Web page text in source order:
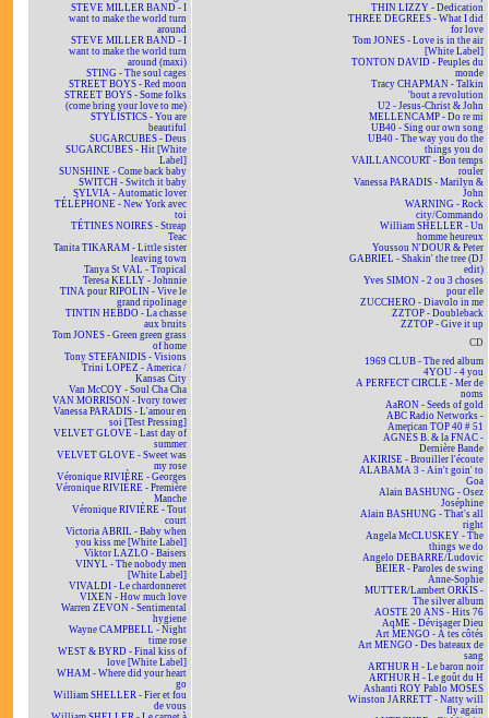
STEVE MILLER BAND - I
want to make the world turn
around
STEVE MILLER BAND - I
want to make the world turn
around (maxi)
STING - The soul cages
STREET BOYS - Red moon
STREET BOYS - Some folks
(come bring your love to me)
STYLISTICS - You are
beautiful
SUGARCUBES - Deus
SUGARCUBES - Hit [White
Label]
SUNSHINE - Come back baby
SWITCH - Switch it baby
SYLVIA - Automatic lover
TÉLÉPHONE - New York avec
toi
TÉTINES NOIRES - Streap
Teac
Tanita TIKARAM - Little sister
leaving town
Tanya St VAL - Tropical
Teresa KELLY - Johnnie
TINA pour RIPOLIN - Vive le
grand ripolinage
TINTIN HEBDO - La chasse
aux bruits
Tom JONES - Green green grass
of home
Tony STEFANIDIS - Visions
Trini LOPEZ - America /
Kansas City
Van McCOY - Soul Cha Cha
VAN MORRISON - Ivory tower
Vanessa PARADIS - L'amour en
soi [Test Pressing]
VELVET GLOVE - Last day of
summer
VELVET GLOVE - Sweet was
my rose
Véronique RIVIÈRE - Georges
Véronique RIVIÈRE - Première
Manche
Véronique RIVIÈRE - Tout
court
Victoria ABRIL - Baby when
you kiss me [White Label]
Viktor LAZLO - Baisers
VINYL - The nobody men
[White Label]
VIVALDI - Le chardonneret
VIXEN - How much love
Warren ZEVON - Sentimental
hygiene
Wayne CAMPBELL - Night
time rose
WEST & BYRD - Final kiss of
love [White Label]
WHAM - Where did your heart
go
William SHELLER - Fier et fou
de vous
THIN LIZZY - Dedication
THREE DEGREES - What I did
for love
Tom JONES - Love is in the air
[White Label]
TONTON DAVID - Peuples du
monde
Tracy CHAPMAN - Talkin
'bout a revolution
U2 - Jesus-Christ & John
MELLENCAMP - Do re mi
UB40 - Sing our own song
UB40 - The way you do the
things you do
VAILLANCOURT - Bon temps
rouler
Vanessa PARADIS - Marilyn &
John
WARNING - Rock
city/Commando
William SHELLER - Un
homme heureux
Youssou N'DOUR & Peter
GABRIEL - Shakin' the tree (DJ
edit)
Yves SIMON - 2 ou 3 choses
pour elle
ZUCCHERO - Diavolo in me
ZZTOP - Doubleback
ZZTOP - Give it up
CD
1969 CLUB - The red album
4YOU - 4 you
A PERFECT CIRCLE - Mer de
noms
AaRON - Seeds of gold
ABC Radio Networks -
American TOP 40 # 51
AGNÈS B. & la FNAC -
Dernière Bande
AKIRISE - Brouiller l'écoute
ALABAMA 3 - Ain't goin' to
Goa
Alain BASHUNG - Osez
Joséphine
Alain BASHUNG - That's all
right
Angela McCLUSKEY - The
things we do
Angelo DEBARRE/Ludovic
BEIER - Paroles de swing
Anne-Sophie
MUTTER/Lambert ORKIS -
The silver album
AOSTE 20 ANS - Hits 76
AqME - Dévisager Dieu
Art MENGO - À tes côtés
Art MENGO - Des bateaux de
sang
ARTHUR H - Le baron noir
ARTHUR H - Le goût du H
Ashanti ROY Pablo MOSES
Winston JARRETT - Natty will
fly again